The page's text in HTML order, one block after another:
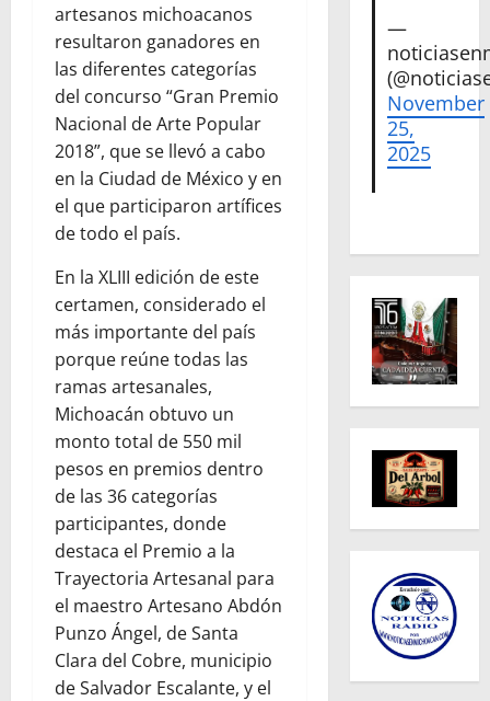
artesanos michoacanos
resultaron ganadores en
las diferentes categorías
del concurso “Gran Premio
Nacional de Arte Popular
2018”, que se llevó a cabo
en la Ciudad de México y en
el que participaron artífices
de todo el país.
En la XLIII edición de este
certamen, considerado el
más importante del país
porque reúne todas las
ramas artesanales,
Michoacán obtuvo un
monto total de 550 mil
pesos en premios dentro
de las 36 categorías
participantes, donde
destaca el Premio a la
Trayectoria Artesanal para
el maestro Artesano Abdón
Punzo Ángel, de Santa
Clara del Cobre, municipio
de Salvador Escalante, y el
—
November
25,
2025